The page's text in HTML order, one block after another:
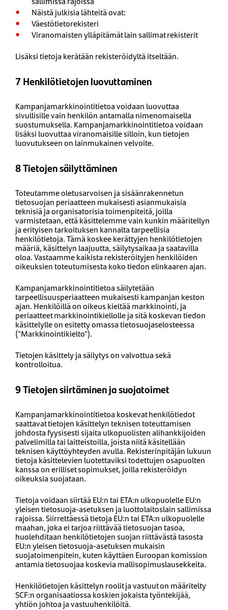
Näistä julkisia lähteitä ovat:
Väestötietorekisteri
Viranomaisten ylläpitämät lain sallimat rekisterit
Lisäksi tietoja kerätään rekisteröidyltä itseltään.
7 Henkilötietojen luovuttaminen
Kampanjamarkkinointitietoa voidaan luovuttaa
sivullisille vain henkilön antamalla nimenomaisella
suostumuksella. Kampanjamarkkinointitietoa voidaan
lisäksi luovuttaa viranomaisille silloin, kun tietojen
luovutukseen on lainmukainen velvoite.
8 Tietojen säilyttäminen
Toteutamme oletusarvoisen ja sisäänrakennetun
tietosuojan periaatteen mukaisesti asianmukaisia
teknisiä ja organisatorisia toimenpiteitä, joilla
varmistetaan, että käsittelemme vain kunkin määritellyn
ja erityisen tarkoituksen kannalta tarpeellisia
henkilötietoja. Tämä koskee kerättyjen henkilötietojen
määriä, käsittelyn laajuutta, säilytysaikaa ja saatavilla
oloa. Vastaamme kaikista rekisteröityjen henkilöiden
oikeuksien toteutumisesta koko tiedon elinkaaren ajan.
Kampanjamarkkinointitietoa säilytetään
tarpeellisuusperiaatteen mukaisesti kampanjan keston
ajan. Henkilöillä on oikeus kieltää markkinointi, ja
periaatteet markkinointikiellolle ja sitä koskevan tiedon
käsittelylle on esitetty omassa tietosuojaselosteessa
("Markkinointikielto").
Tietojen käsittely ja säilytys on valvottua sekä
kontrolloitua.
9 Tietojen siirtäminen ja suojatoimet
Kampanjamarkkinointitietoa koskevat henkilötiedot
saattavat tietojen käsittelyn teknisen toteuttamisen
johdosta fyysisesti sijaita ulkopuolisten alihankkijoiden
palvelimilla tai laitteistoilla, joista niitä käsitellään
teknisen käyttöyhteyden avulla. Rekisterinpitäjän lukuun
tietoja käsittelevien luotettaviksi todettujen osapuolten
kanssa on erilliset sopimukset, joilla rekisteröidyn
oikeuksia suojataan.
Tietoja voidaan siirtää EU:n tai ETA:n ulkopuolelle EU:n
yleisen tietosuoja-asetuksen ja luottolaitoslain sallimissa
rajoissa. Siirrettäessä tietoja EU:n tai ETA:n ulkopuolelle
maahan, joka ei tarjoa riittävää tietosuojan tasoa,
huolehditaan henkilötietojen suojan riittävästä tasosta
EU:n yleisen tietosuoja-asetuksen mukaisin
suojatoimenpitein, kuten käyttäen Euroopan komission
antamia tietosuojaa koskevia mallisopimuslausekkeita.
Henkilötietojen käsittelyn roolit ja vastuut on määritelty
SCF:n organisaatiossa koskien jokaista työntekijää,
yhtiön johtoa ja vastuuhenkilöitä.